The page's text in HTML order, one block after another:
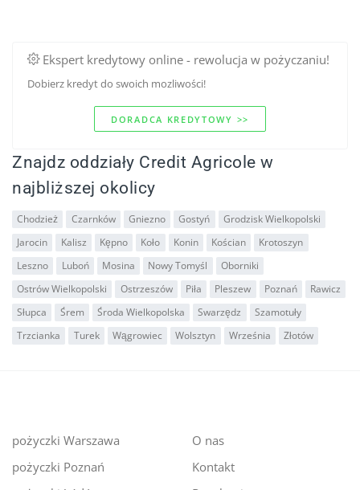
Ekspert kredytowy online - rewolucja w pożyczaniu!
Dobierz kredyt do swoich mozliwości!
DORADCA KREDYTOWY >>
Znajdz oddziały Credit Agricole w
najbliższej okolicy
Chodzież Czarnków Gniezno Gostyń
Grodzisk Wielkopolski
Jarocin
Kalisz Kępno Koło Konin Kościan
Krotoszyn
Leszno
Luboń Mosina Nowy Tomyśl
Oborniki
Ostrów Wielkopolski
Ostrzeszów Piła Pleszew Poznań
Rawicz
Słupca
Śrem Środa Wielkopolska Swarzędz
Szamotuły
Trzcianka
Turek Wągrowiec Wolsztyn Września Złotów
pożyczki Warszawa
pożyczki Poznań
O nas
Kontakt